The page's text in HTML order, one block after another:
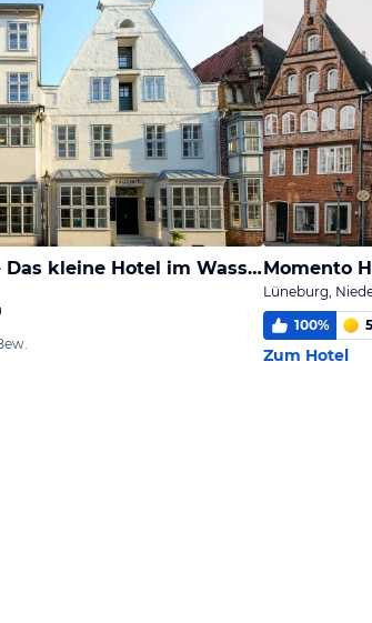
Hotel Einzigartig - Das kleine Hotel im WasserviertelMomento
Lüneburg,
100%
Zum Hotel